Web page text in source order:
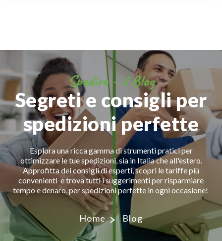
Spedire - il Blog
Segreti e consigli per
spedizioni perfette
Esplora una ricca gamma di strumenti pratici per
ottimizzare le tue spedizioni, sia in Italia che all'estero.
Approfitta dei consigli di esperti, scopri le tariffe più
convenienti e trova tutti i suggerimenti per risparmiare
tempo e denaro, per spedizioni perfette in ogni occasione!
Home Blog